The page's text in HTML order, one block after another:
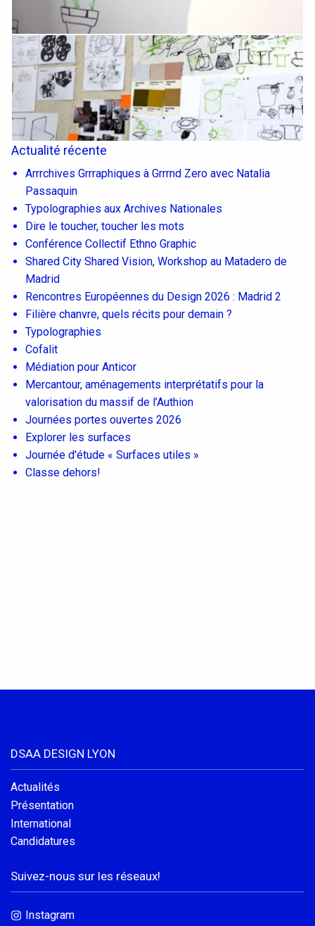
Actualité récente
Arrrchives Grrraphiques à Grrrnd Zero avec Natalia
Passaquin
Typolographies aux Archives Nationales
Dire le toucher, toucher les mots
Conférence Collectif Ethno Graphic
Shared City Shared Vision, Workshop au Matadero de
Madrid
Rencontres Européennes du Design 2026 : Madrid 2
Filière chanvre, quels récits pour demain ?
Typolographies
Cofalit
Médiation pour Anticor
Mercantour, aménagements interprétatifs pour la
valorisation du massif de l’Authion
Journées portes ouvertes 2026
Explorer les surfaces
Journée d'étude « Surfaces utiles »
Classe dehors!
DSAA DESIGN LYON
Actualités
Présentation
International
Candidatures
Suivez-nous sur les réseaux!
Instagram